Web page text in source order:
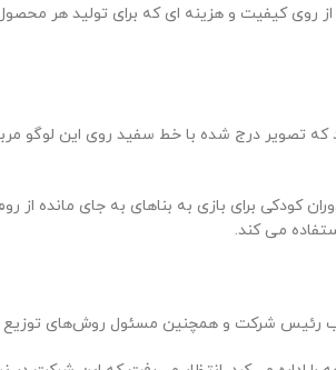
کیفیت و هزینه ای که برای تولید هر
تصویر درج شده با خط سفید روی این لوگو
برای بازی به بناهای به جای مانده از
می کند.
رئیس شرکت و همچنین مسئول روش‌های